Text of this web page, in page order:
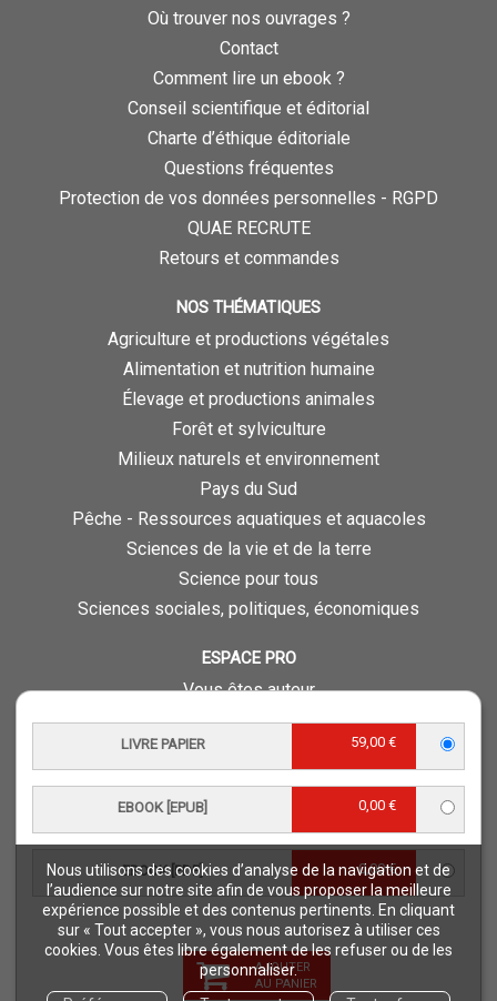
Nous utilisons des cookies d’analyse de la navigation et de
l’audience sur notre site afin de vous proposer la meilleure
expérience possible et des contenus pertinents. En cliquant
sur « Tout accepter », vous nous autorisez à utiliser ces
cookies. Vous êtes libre également de les refuser ou de les
personnaliser.
LIVRE PAPIER 59,00 €
EBOOK [EPUB] 0,00 €
EBOOK [PDF] 0,00 €
AJOUTER
AU PANIER
Où trouver nos ouvrages ?
Contact
Comment lire un ebook ?
Conseil scientifique et éditorial
Charte d’éthique éditoriale
Questions fréquentes
Protection de vos données personnelles - RGPD
QUAE RECRUTE
Retours et commandes
NOS THÉMATIQUES
Agriculture et productions végétales
Alimentation et nutrition humaine
Élevage et productions animales
Forêt et sylviculture
Milieux naturels et environnement
Pays du Sud
Pêche - Ressources aquatiques et aquacoles
Sciences de la vie et de la terre
Science pour tous
Sciences sociales, politiques, économiques
ESPACE PRO
Vous êtes auteur
Vous êtes journaliste
Vous êtes libraire
Foreign rights
Procédure d'évaluation
NOTRE SITE
Quae © 2018
Mentions légales
Déclaration d'accessibilité